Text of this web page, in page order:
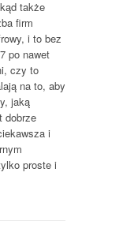
także
firm
i to bez
po nawet
czy to
na to, aby
jaką
dobrze
i
proste i